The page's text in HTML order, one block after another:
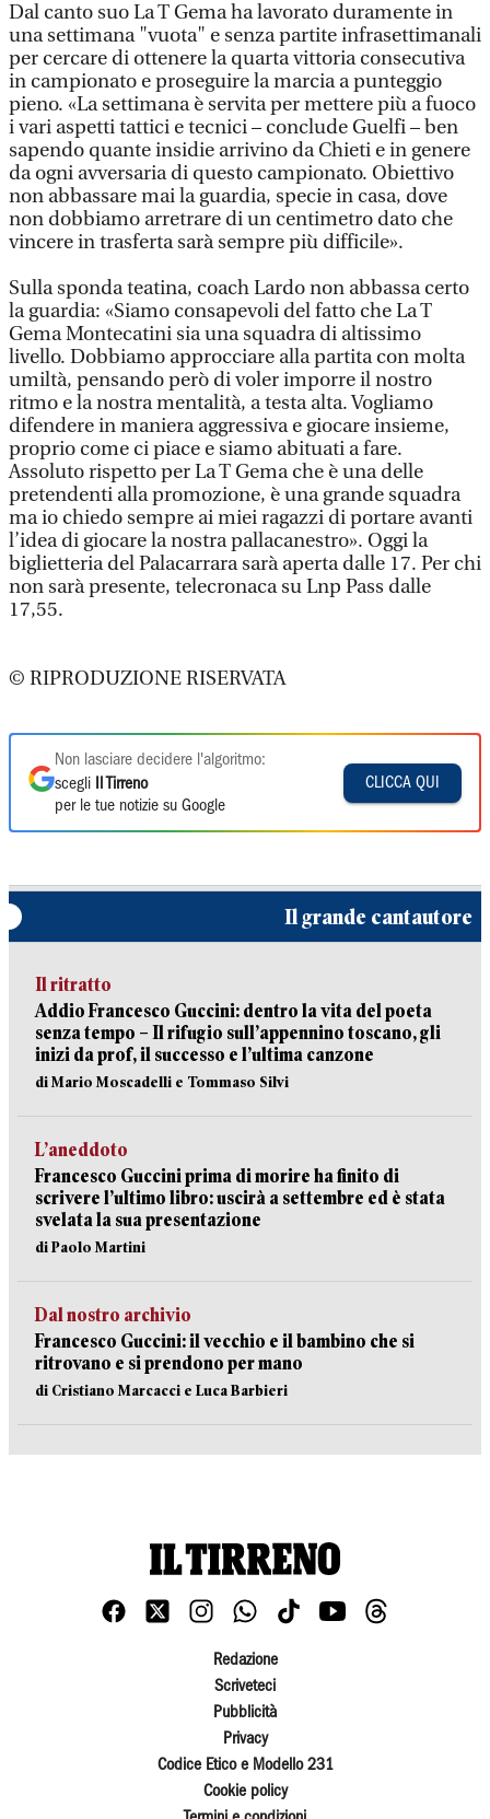
Dal canto suo La T Gema ha lavorato duramente in
una settimana "vuota" e senza partite infrasettimanali
per cercare di ottenere la quarta vittoria consecutiva
in campionato e proseguire la marcia a punteggio
pieno. «La settimana è servita per mettere più a fuoco
i vari aspetti tattici e tecnici – conclude Guelfi – ben
sapendo quante insidie arrivino da Chieti e in genere
da ogni avversaria di questo campionato. Obiettivo
non abbassare mai la guardia, specie in casa, dove
non dobbiamo arretrare di un centimetro dato che
vincere in trasferta sarà sempre più difficile».
Sulla sponda teatina, coach Lardo non abbassa certo
la guardia: «Siamo consapevoli del fatto che La T
Gema Montecatini sia una squadra di altissimo
livello. Dobbiamo approcciare alla partita con molta
umiltà, pensando però di voler imporre il nostro
ritmo e la nostra mentalità, a testa alta. Vogliamo
difendere in maniera aggressiva e giocare insieme,
proprio come ci piace e siamo abituati a fare.
Assoluto rispetto per La T Gema che è una delle
pretendenti alla promozione, è una grande squadra
ma io chiedo sempre ai miei ragazzi di portare avanti
l’idea di giocare la nostra pallacanestro». Oggi la
biglietteria del Palacarrara sarà aperta dalle 17. Per chi
non sarà presente, telecronaca su Lnp Pass dalle
17,55.
© RIPRODUZIONE RISERVATA
Non lasciare decidere l'algoritmo:
scegli
Il Tirreno
per le tue notizie su Google
CLICCA QUI
Il grande cantautore
Il ritratto
Addio Francesco Guccini: dentro la vita del poeta
senza tempo – Il rifugio sull’appennino toscano, gli
inizi da prof, il successo e l’ultima canzone
di Mario Moscadelli e Tommaso Silvi
L’aneddoto
Francesco Guccini prima di morire ha finito di
scrivere l’ultimo libro: uscirà a settembre ed è stata
svelata la sua presentazione
di Paolo Martini
Dal nostro archivio
Francesco Guccini: il vecchio e il bambino che si
ritrovano e si prendono per mano
di Cristiano Marcacci e Luca Barbieri
Redazione
Scriveteci
Pubblicità
Privacy
Codice Etico e Modello 231
Cookie policy